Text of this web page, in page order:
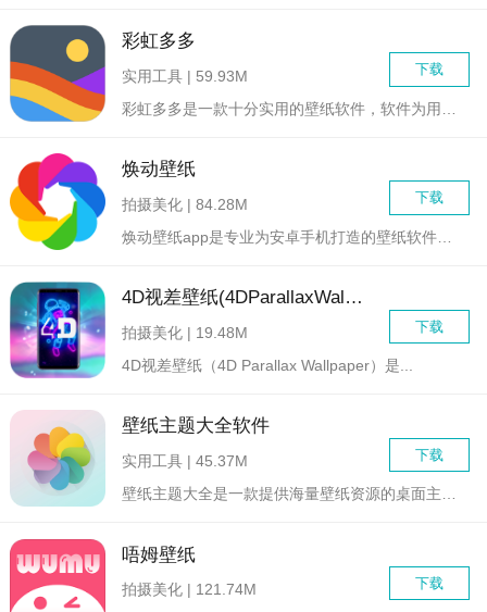
彩虹多多
下载
实用工具 | 59.93M
焕动壁纸
下载
拍摄美化 | 84.28M
4D视差壁纸(4DParallaxWallpaper)
下载
拍摄美化 | 19.48M
4D视差壁纸（4D Parallax Wallpaper）是...
壁纸主题大全软件
下载
实用工具 | 45.37M
唔姆壁纸
下载
拍摄美化 | 121.74M